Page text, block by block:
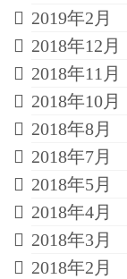
2019年2月
2018年12月
2018年11月
2018年10月
2018年8月
2018年7月
2018年5月
2018年4月
2018年3月
2018年2月